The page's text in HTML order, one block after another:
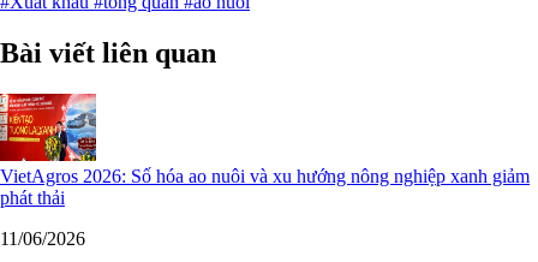
Bài viết liên quan
VietAgros 2026: Số hóa ao nuôi và xu hướng nông nghiệp xanh giảm
phát thải
11/06/2026